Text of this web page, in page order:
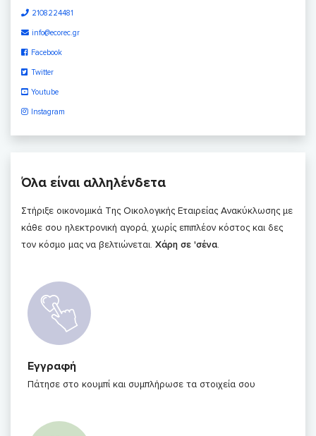
2108224481
info@ecorec.gr
Facebook
Twitter
Youtube
Instagram
Όλα είναι αλληλένδετα
Στήριξε οικονομικά Της Οικολογικής Εταιρείας Ανακύκλωσης με
κάθε σου ηλεκτρονική αγορά, χωρίς επιπλέον κόστος και δες
τον κόσμο μας να βελτιώνεται. Χάρη σε 'σένα.
Εγγραφή
Πάτησε στο κουμπί και συμπλήρωσε τα στοιχεία σου